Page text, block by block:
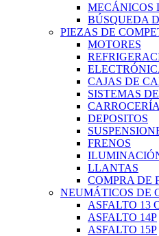
MECÁNICOS
BÚSQUEDA
PIEZAS DE
MOTORES
CAJAS DE
SISTEMAS
CARROCERÍA
DEPOSITOS
FRENOS
LLANTAS
COMPRA DE
NEUMÁTICOS DE
ASFALTO 13
ASFALTO 14P
ASFALTO 15P